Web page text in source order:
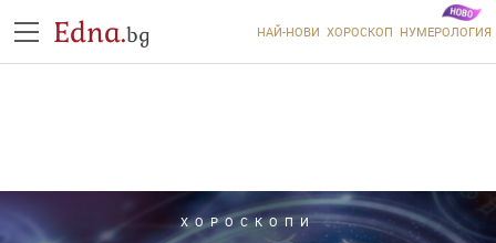
Edna.bg НАЙ-НОВИ ХОРОСКОП НУМЕРОЛОГИЯ
ХОРОСКОПИ